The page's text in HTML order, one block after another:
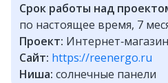
Срок работы над
по настоящее время, 7
Проект:
Сайт: https://reenergo.ru
Ниша: солнечные панели